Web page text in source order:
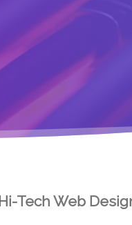
Hi-Tech Web